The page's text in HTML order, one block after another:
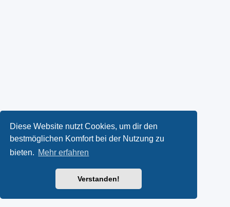
Diese Website nutzt Cookies, um dir den
bestmöglichen Komfort bei der Nutzung zu
bieten. Mehr erfahren
Verstanden!